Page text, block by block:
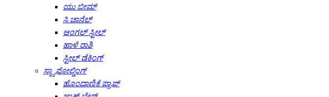
ಯು ಬೀಮ್
ಸಿ ಚಾನೆಲ್
ಆಂಗಲ್ ಸ್ಟೀಲ್
ಹಾಳೆ ರಾಶಿ
ಸ್ಟೀಲ್ ಡೆಕಿಂಗ್
ಸ್ಕ್ಯಾಫೋಲ್ಡಿಂಗ್
ಹೊಂದಾಣಿಕೆ ಪ್ರಾಪ್